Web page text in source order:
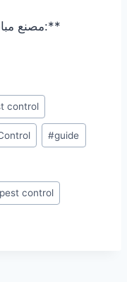
2. **مصنع مباشر – جودة وسعر لا يضاهيان:**
control
#guide
control